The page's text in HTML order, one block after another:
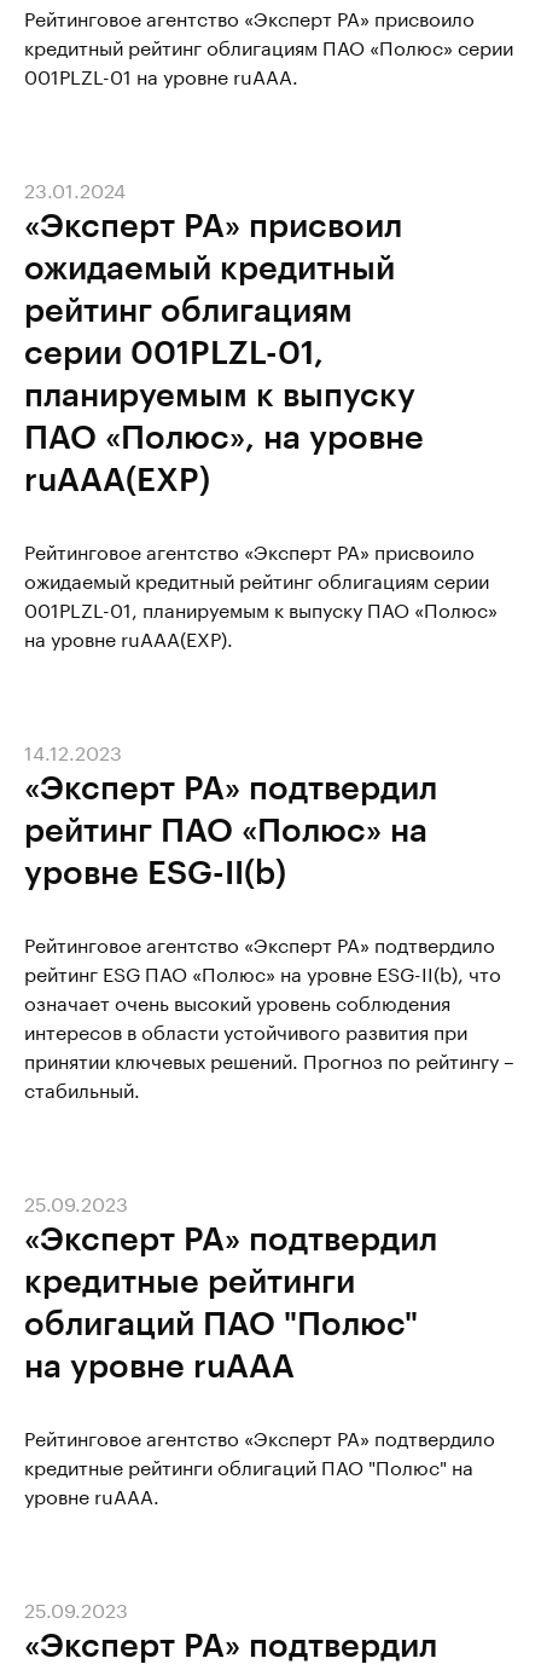
Рейтинговое агентство «Эксперт РА» присвоило
кредитный рейтинг облигациям ПАО «Полюс» серии
001PLZL-01 на уровне ruAAA.
«Эксперт РА» присвоил
ожидаемый кредитный
рейтинг облигациям
серии 001PLZL-01,
планируемым к выпуску
ПАО «Полюс», на уровне
ruAAA(EXP)
23.01.2024
Рейтинговое агентство «Эксперт РА» присвоило
ожидаемый кредитный рейтинг облигациям серии
001PLZL-01, планируемым к выпуску ПАО «Полюс»
на уровне ruAAA(EXP).
«Эксперт РА» подтвердил
рейтинг ПАО «Полюс» на
уровне ESG-II(b)
14.12.2023
Рейтинговое агентство «Эксперт РА» подтвердило
рейтинг ESG ПАО «Полюс» на уровне ESG-II(b), что
означает очень высокий уровень соблюдения
интересов в области устойчивого развития при
принятии ключевых решений. Прогноз по рейтингу –
стабильный.
«Эксперт РА» подтвердил
кредитные рейтинги
облигаций ПАО "Полюс"
на уровне ruAAA
25.09.2023
Рейтинговое агентство «Эксперт РА» подтвердило
кредитные рейтинги облигаций ПАО "Полюс" на
уровне ruAAA.
«Эксперт РА» подтвердил
25.09.2023